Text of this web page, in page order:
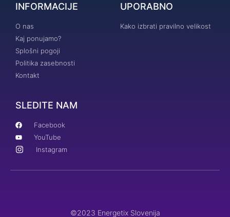
INFORMACIJE
O nas
Kaj ponujamo?
Splošni pogoji
Politika zasebnosti
Kontakt
UPORABNO
Kako izbrati pravilno velikost
SLEDITE NAM
Facebook
YouTube
Instagram
©2023 Energetix Slovenija